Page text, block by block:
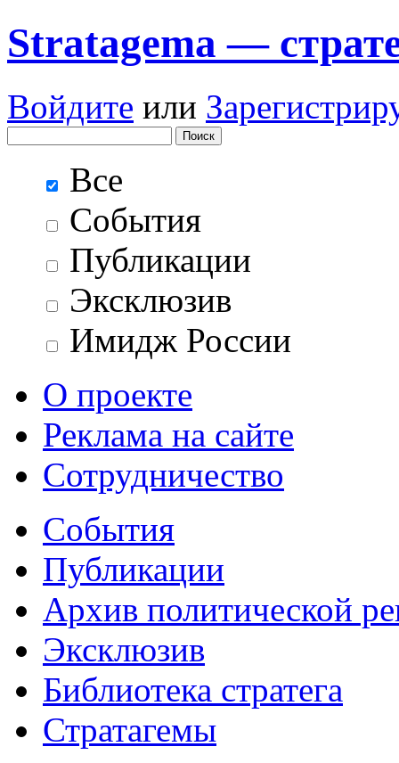
Stratagema —
Войдите или
Все
События
Публикации
Эксклюзив
Имидж России
О проекте
Реклама на сайте
Сотрудничество
События
Публикации
Архив политической
Эксклюзив
Библиотека стратега
Стратагемы